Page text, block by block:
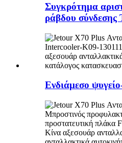
Συγκρότημα
ράβδου
Ενδιάμεσο